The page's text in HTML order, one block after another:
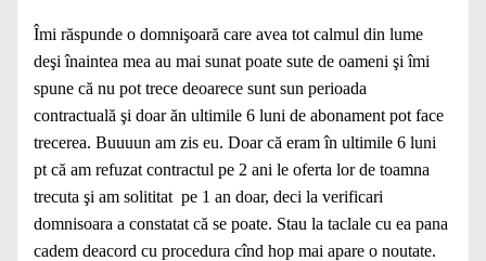
Îmi răspunde o domnişoară care avea tot calmul din lume
deşi înaintea mea au mai sunat poate sute de oameni şi îmi
spune că nu pot trece deoarece sunt sun perioada
contractuală şi doar ăn ultimile 6 luni de abonament pot face
trecerea. Buuuun am zis eu. Doar că eram în ultimile 6 luni
pt că am refuzat contractul pe 2 ani le oferta lor de toamna
trecuta şi am solititat pe 1 an doar, deci la verificari
domnisoara a constatat că se poate. Stau la taclale cu ea pana
cadem deacord cu procedura cînd hop mai apare o noutate.